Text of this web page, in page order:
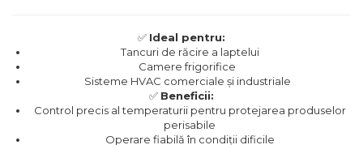
✅ Ideal pentru:
Tancuri de răcire a laptelui​
Camere frigorifice
Sisteme HVAC comerciale și industriale​
✅ Beneficii:
Control precis al temperaturii pentru protejarea produselor
perisabile​
Operare fiabilă în condiții dificile​